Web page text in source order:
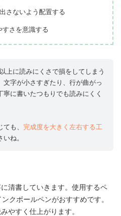
さないよう配置する
すさを意識する
上に読みにくさで損をしてしまう
文字が小さすぎたり、行が曲がっ
寧に書いたつもりでも読みにくく
も、 完成度を大きく左右する工
ね。
清書していきます。使用するペ
クボールペンがおすすめです。
やすく仕上がります。